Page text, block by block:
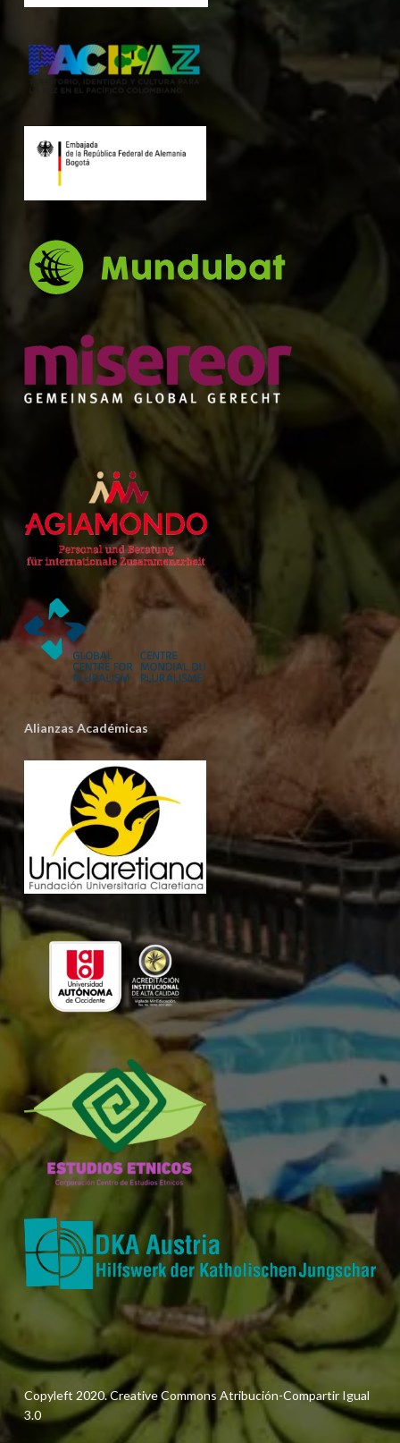
Alianzas Académicas
Copyleft 2020. Creative Commons Atribución-Compartir Igual
3.0